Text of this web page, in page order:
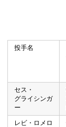
投手名
セス・
グライシンガ
ー
レビ・ロメロ